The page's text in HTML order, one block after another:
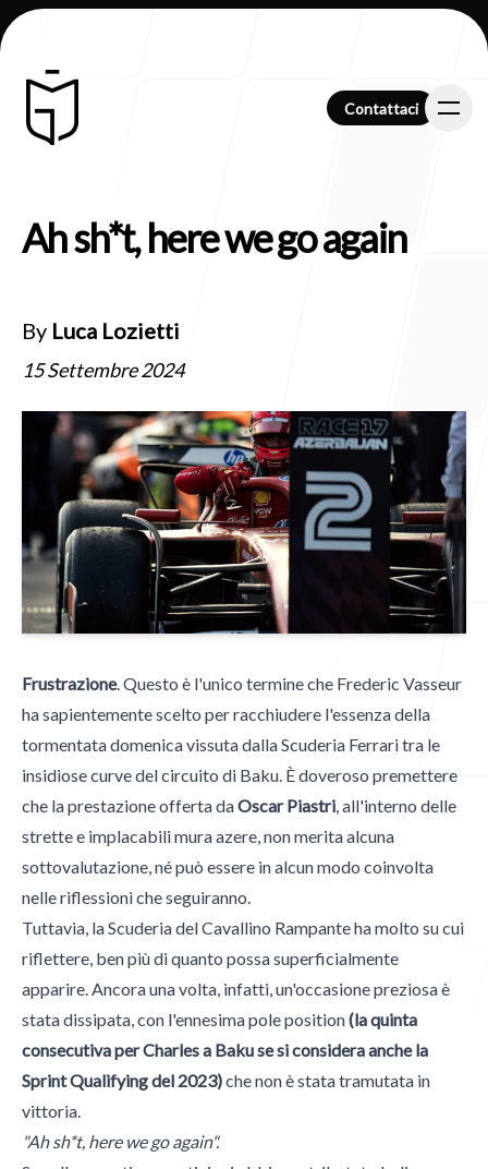
Contattaci
Contattaci
Chi Siamo
Clienti
Blog
Contatti
Email
mgpublishing@icloud.com
Hammer Time
Italian Wheel
Morini Gallarati Publishing
Ah sh*t, here we go again
By Luca Lozietti
15 Settembre 2024
Frustrazione. Questo è l'unico termine che Frederic Vasseur
ha sapientemente scelto per racchiudere l'essenza della
tormentata domenica vissuta dalla Scuderia Ferrari tra le
insidiose curve del circuito di Baku. È doveroso premettere
che la prestazione offerta daOscar Piastri, all'interno delle
strette e implacabili mura azere, non merita alcuna
sottovalutazione, né può essere in alcun modo coinvolta
nelle riflessioni che seguiranno.
Tuttavia, la Scuderia del Cavallino Rampante ha molto su cui
riflettere, ben più di quanto possa superficialmente
apparire. Ancora una volta, infatti, un'occasione preziosa è
stata dissipata, con l'ennesima pole position(la quinta
consecutiva per Charles a Baku se si considera anche la
Sprint Qualifying del 2023)che non è stata tramutata in
vittoria.
"Ah sh*t, here we go again".